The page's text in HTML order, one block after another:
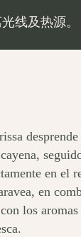
线及热源。
en el
en
los